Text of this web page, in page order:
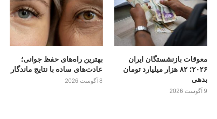
معوقات بازنشستگان ایران
۲۰۲۶؛ ۸۲ هزار میلیارد تومان
بدهی
9 آگوست 2026
بهترین راه‌های حفظ جوانی؛
عادت‌های ساده با نتایج ماندگار
8 آگوست 2026